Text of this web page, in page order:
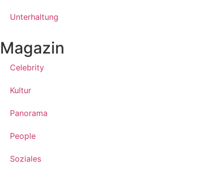
Unterhaltung
Magazin
Celebrity
Kultur
Panorama
People
Soziales